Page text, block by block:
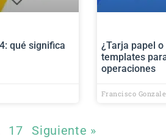
qué significa
¿Tarja papel
templates
operaciones
Francisco
17 Siguiente »